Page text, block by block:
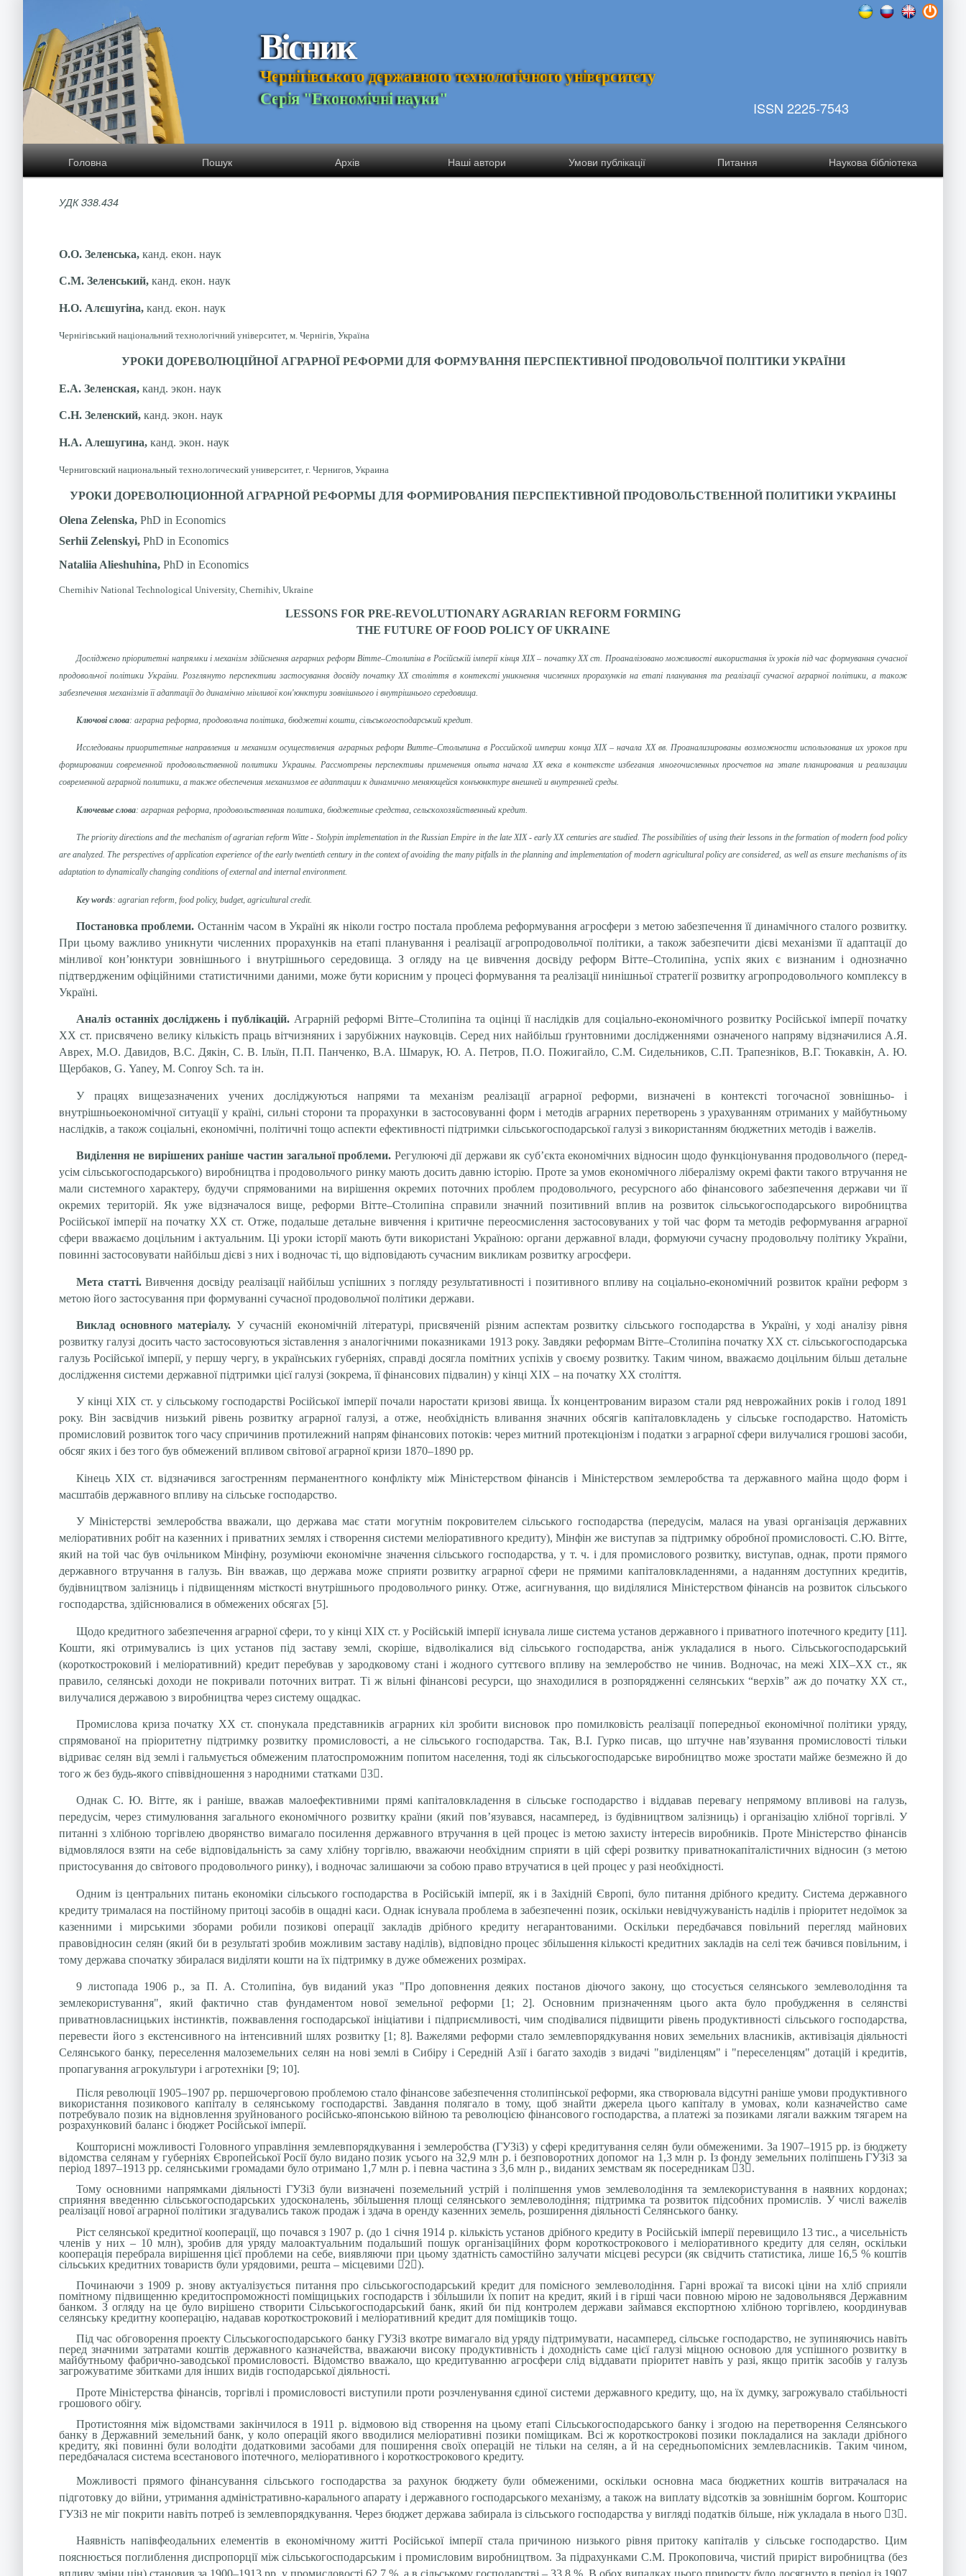
Вісник
Чернігівського державного технологічного університету
Серія "Економічні науки" ISSN 2225-7543
Головна Пошук Архів Наші автори Умови публікації Питання Наукова бібліотека
УДК 338.434
О.О. Зеленська, канд. екон. наук
С.М. Зеленський, канд. екон. наук
Н.О. Алєшугіна, канд. екон. наук
Чернігівський національний технологічний університет, м. Чернігів, Україна
УРОКИ ДОРЕВОЛЮЦІЙНОЇ АГРАРНОЇ РЕФОРМИ ДЛЯ ФОРМУВАННЯ ПЕРСПЕКТИВНОЇ ПРОДОВОЛЬЧОЇ ПОЛІТИКИ УКРАЇНИ
Е.А. Зеленская, канд. экон. наук
С.Н. Зеленский, канд. экон. наук
Н.А. Алешугина, канд. экон. наук
Черниговский национальный технологический университет, г. Чернигов, Украина
УРОКИ ДОРЕВОЛЮЦИОННОЙ АГРАРНОЙ РЕФОРМЫ ДЛЯ ФОРМИРОВАНИЯ ПЕРСПЕКТИВНОЙ ПРОДОВОЛЬСТВЕННОЙ ПОЛИТИКИ УКРАИНЫ
Olena Zelenska, PhD in Economics
Serhii Zelenskyi, PhD in Economics
Nataliia Alieshuhina, PhD in Economics
Chernihiv National Technological University, Chernihiv, Ukraine
LESSONS FOR PRE-REVOLUTIONARY AGRARIAN REFORM FORMING
THE FUTURE OF FOOD POLICY OF UKRAINE
Досліджено пріоритетні напрямки і механізм здійснення аграрних реформ Вітте–Столипіна в Російській імперії кінця XIX – початку XX ст. Проаналізовано можливості використання їх уроків під час формування сучасної
продовольчої політики України. Розглянуто перспективи застосування досвіду початку ХХ століття в контексті уникнення численних прорахунків на етапі планування та реалізації сучасної аграрної політики, а також
забезпечення механізмів її адаптації до динамічно мінливої кон'юнктури зовнішнього і внутрішнього середовища.
Ключові слова: аграрна реформа, продовольча політика, бюджетні кошти, сільськогосподарський кредит.
Исследованы приоритетные направления и механизм осуществления аграрных реформ Витте–Столыпина в Российской империи конца XIX – начала XX вв. Проанализированы возможности использования их уроков при
формировании современной продовольственной политики Украины. Рассмотрены перспективы применения опыта начала ХХ века в контексте избегания многочисленных просчетов на этапе планирования и реализации
современной аграрной политики, а также обеспечения механизмов ее адаптации к динамично меняющейся конъюнктуре внешней и внутренней среды.
Ключевые слова: аграрная реформа, продовольственная политика, бюджетные средства, сельскохозяйственный кредит.
The priority directions and the mechanism of agrarian reform Witte - Stolypin implementation in the Russian Empire in the late XIX - early XX centuries are studied. The possibilities of using their lessons in the formation of modern food policy
are analyzed. The perspectives of application experience of the early twentieth century in the context of avoiding the many pitfalls in the planning and implementation of modern agricultural policy are considered, as well as ensure mechanisms of its
adaptation to dynamically changing conditions of external and internal environment.
Key words: agrarian reform, food policy, budget, agricultural credit.
Постановка проблеми.Останнім часом в Україні як ніколи гостро постала проблема реформування агросфери з метою забезпечення її динамічного сталого розвитку.
При цьому важливо уникнути численних прорахунків на етапі планування і реалізації агропродовольчої політики, а також забезпечити дієві механізми її адаптації до
мінливої кон’юнктури зовнішнього і внутрішнього середовища. З огляду на це вивчення досвіду реформ Вітте–Столипіна, успіх яких є визнаним і однозначно
підтвердженим офіційними статистичними даними, може бути корисним у процесі формування та реалізації нинішньої стратегії розвитку агропродовольчого комплексу в
Україні.
Аналіз останніх досліджень і публікацій. Аграрній реформі Вітте–Столипіна та оцінці її наслідків для соціально-економічного розвитку Російської імперії початку
ХХ ст. присвячено велику кількість праць вітчизняних і зарубіжних науковців. Серед них найбільш ґрунтовними дослідженнями означеного напряму відзначилися А.Я.
Аврех, М.О. Давидов, В.С. Дякін, С. В. Ільїн, П.П. Панченко, В.А. Шмарук, Ю. А. Петров, П.О. Пожигайло, С.М. Сидельников, С.П. Трапезніков, В.Г. Тюкавкін, А. Ю.
Щербаков, G. Yaney, M. Conroy Sch. та ін.
У працях вищезазначених учених досліджуються напрями та механізм реалізації аграрної реформи, визначені в контексті тогочасної зовнішньо- і
внутрішньоекономічної ситуації у країні, сильні сторони та прорахунки в застосовуванні форм і методів аграрних перетворень з урахуванням отриманих у майбутньому
наслідків, а також соціальні, економічні, політичні тощо аспекти ефективності підтримки сільськогосподарської галузі з використанням бюджетних методів і важелів.
Виділення не вирішених раніше частин загальної проблеми. Регулюючі дії держави як суб’єкта економічних відносин щодо функціонування продовольчого (перед­
усім сільськогосподарського) виробництва і продовольчого ринку мають досить давню історію. Проте за умов економічного лібералізму окремі факти такого втручання не
мали системного характеру, будучи спрямованими на вирішення окремих поточних проблем продовольчого, ресурсного або фінансового забезпечення держави чи її
окремих територій. Як уже відзначалося вище, реформи Вітте–Столипіна справили значний позитивний вплив на розвиток сільськогосподарського виробництва
Російської імперії на початку ХХ ст. Отже, подальше детальне вивчення і критичне переосмислення застосовуваних у той час форм та методів реформування аграрної
сфери вважаємо доцільним і актуальним. Ці уроки історії мають бути використані Україною: органи державної влади, формуючи сучасну продовольчу політику України,
повинні застосовувати найбільш дієві з них і водночас ті, що відповідають сучасним викликам розвитку агросфери.
Мета статті.Вивчення досвіду реалізації найбільш успішних з погляду результативності і позитивного впливу на соціально-економічний розвиток країни реформ з
метою його застосування при формуванні сучасної продовольчої політики держави.
Виклад основного матеріалу. У сучасній економічній літературі, присвяченій різним аспектам розвитку сільського господарства в Україні, у ході аналізу рівня
розвитку галузі досить часто застосовуються зіставлення з аналогічними показниками 1913 року. Завдяки реформам Вітте–Столипіна початку ХХ ст. сільськогосподарська
галузь Російської імперії, у першу чергу, в українських губерніях, справді досягла помітних успіхів у своєму розвитку. Таким чином, вважаємо доцільним більш детальне
дослідження системи державної підтримки цієї галузі (зокрема, її фінансових підвалин) у кінці ХІХ – на початку ХХ століття.
У кінці ХІХ ст. у сільському господарстві Російської імперії почали наростати кризові явища. Їх концентрованим виразом стали ряд неврожайних років і голод 1891
року. Він засвідчив низький рівень розвитку аграрної галузі, а отже, необхідність вливання значних обсягів капіталовкладень у сільське господарство. Натомість
промисловий розвиток того часу спричинив протилежний напрям фінансових потоків: через митний протекціонізм і податки з аграрної сфери вилучалися грошові засоби,
обсяг яких і без того був обмежений впливом світової аграрної кризи 1870–1890 рр.
Кінець ХІХ ст. відзначився загостренням перманентного конфлікту між Міністерством фінансів і Міністерством землеробства та державного майна щодо форм і
масштабів державного впливу на сільське господарство.
У Міністерстві землеробства вважали, що держава має стати могутнім покровителем сільського господарства (передусім, малася на увазі організація державних
меліоративних робіт на казенних і приватних землях і створення системи меліоративного кредиту), Мінфін же виступав за підтримку обробної промисловості. С.Ю. Вітте,
який на той час був очільником Мінфіну, розуміючи економічне значення сільського господарства, у т. ч. і для промислового розвитку, виступав, однак, проти прямого
державного втручання в галузь. Він вважав, що держава може сприяти розвитку аграрної сфери не прямими капіталовкладеннями, а наданням доступних кредитів,
будівництвом залізниць і підвищенням місткості внутрішнього продовольчого ринку. Отже, асигнування, що виділялися Міністерством фінансів на розвиток сільського
господарства, здійснювалися в обмежених обсягах [5].
Щодо кредитного забезпечення аграрної сфери, то у кінці ХІХ ст. у Російській імперії існувала лише система установ державного і приватного іпотечного кредиту [11].
Кошти, які отримувались із цих установ під заставу землі, скоріше, відволікалися від сільського господарства, аніж укладалися в нього. Сільськогосподарський
(короткостроковий і меліоративний) кредит перебував у зародковому стані і жодного суттєвого впливу на землеробство не чинив. Водночас, на межі ХІХ–ХХ ст., як
правило, селянські доходи не покривали поточних витрат. Ті ж вільні фінансові ресурси, що знаходилися в розпорядженні селянських “верхів” аж до початку ХХ ст.,
вилучалися державою з виробництва через систему ощадкас.
Промислова криза початку ХХ ст. спонукала представників аграрних кіл зробити висновок про помилковість реалізації попередньої економічної політики уряду,
спрямованої на пріоритетну підтримку розвитку промисловості, а не сільського господарства. Так, В.І. Гурко писав, що штучне нав’язування промисловості тільки
відриває селян від землі і гальмується обмеженим платоспроможним попитом населення, тоді як сільськогосподарське виробництво може зростати майже безмежно й до
того ж без будь-якого співвідношення з народними статками 3.
Однак С. Ю. Вітте, як і раніше, вважав малоефективними прямі капіталовкладення в сільське господарство і віддавав перевагу непрямому впливові на галузь,
передусім, через стимулювання загального економічного розвитку країни (який пов’язувався, насамперед, із будівництвом залізниць) і організацію хлібної торгівлі. У
питанні з хлібною торгівлею дворянство вимагало посилення державного втручання в цей процес із метою захисту інтересів виробників. Проте Міністерство фінансів
відмовлялося взяти на себе відповідальність за саму хлібну торгівлю, вважаючи необхідним сприяти в цій сфері розвитку приватнокапіталістичних відносин (з метою
пристосування до світового продовольчого ринку), і водночас залишаючи за собою право втручатися в цей процес у разі необхідності.
Одним із центральних питань економіки сільського господарства в Російській імперії, як і в Західній Європі, було питання дрібного кредиту. Система державного
кредиту трималася на постійному притоці засобів в ощадні каси. Однак існувала проблема в забезпеченні позик, оскільки невідчужуваність наділів і пріоритет недоїмок за
казенними і мирськими зборами робили позикові операції закладів дрібного кредиту негарантованими. Оскільки передбачався повільний перегляд майнових
правовідносин селян (який би в результаті зробив можливим заставу наділів), відповідно процес збільшення кількості кредитних закладів на селі теж бачився повільним, і
тому держава спочатку збиралася виділяти кошти на їх підтримку в дуже обмежених розмірах.
9 листопада 1906 р., за П. А. Столипіна, був виданий указ "Про доповнення деяких постанов діючого закону, що стосується селянського землеволодіння та
землекористування", який фактично став фундаментом нової земельної реформи [1; 2]. Основним призначенням цього акта було пробудження в селянстві
приватновласницьких інстинктів, пожвавлення господарської ініціативи і підприємливості, чим сподівалися підвищити рівень продуктивності сільського господарства,
перевести його з екстенсивного на інтенсивний шлях роз­витку [1; 8]. Важелями реформи стало землевпорядкування нових земельних власників, активізація діяльності
Селянського банку, переселення малоземельних селян на нові землі в Сибіру і Середній Азії і багато заходів з видачі "виділенцям" і "переселенцям" дотацій і кредитів,
пропагування агрокультури і агротехніки [9; 10].
Після революції 1905–1907 рр. першочерговою проблемою стало фінансове забезпечення столипінської реформи, яка створювала відсутні раніше умови продуктивного
використання позикового капіталу в селянському господарстві. Завдання полягало в тому, щоб знайти джерела цього капіталу в умовах, коли казначейство саме
потребувало позик на відновлення зруйнованого російсько-японською війною та революцією фінансового господарства, а платежі за позиками лягали важким тягарем на
розрахунковий баланс і бюджет Російської імперії.
Кошторисні можливості Головного управління землевпорядкування і землеробства (ГУЗіЗ) у сфері кредитування селян були обмеженими. За 1907–1915 рр. із бюджету
відомства селянам у губерніях Європейської Росії було видано позик усього на 32,9 млн р. і безповоротних допомог на 1,3 млн р. Із фонду земельних поліпшень ГУЗіЗ за
період 1897–1913 рр. селянськими громадами було отримано 1,7 млн р. і певна частина з 3,6 млн р., виданих земствам як посередникам 3.
Тому основними напрямками діяльності ГУЗіЗ були визначені поземельний устрій і поліпшення умов землеволодіння та землекористування в наявних кордонах;
сприяння введенню сільськогосподарських удосконалень, збільшення площі селянського землеволодіння; підтримка та розвиток підсобних промислів. У числі важелів
реалізації нової аграрної політики згадувались також продаж і здача в оренду казенних земель, розширення діяльності Селянського банку.
Ріст селянської кредитної кооперації, що почався з 1907 р. (до 1 січня 1914 р. кількість установ дрібного кредиту в Російській імперії перевищило 13 тис., а чисельність
членів у них – 10 млн), зробив для уряду малоактуальним подальший пошук організаційних форм короткострокового і меліоративного кредиту для селян, оскільки
кооперація перебрала вирішення цієї проблеми на себе, виявляючи при цьому здатність самостійно залучати місцеві ресурси (як свідчить статистика, лише 16,5 % коштів
сільських кредитних товариств були урядовими, решта – місцевими 2).
Починаючи з 1909 р. знову актуалізується питання про сільськогосподарський кредит для помісного землеволодіння. Гарні врожаї та високі ціни на хліб сприяли
помітному підвищенню кредитоспроможності поміщицьких господарств і збільшили їх попит на кредит, який і в гірші часи повною мірою не задовольнявся Державним
банком. З огляду на це було вирішено створити Сільськогосподарський банк, який би під контролем держави займався експортною хлібною торгівлею, координував
селянську кредитну кооперацію, надавав короткостроковий і меліоративний кредит для поміщиків тощо.
Під час обговорення проекту Сільськогосподарського банку ГУЗіЗ вкотре вимагало від уряду підтримувати, насамперед, сільське господарство, не зупиняючись навіть
перед значними затратами коштів державного казначейства, вважаючи високу продуктивність і доходність саме цієї галузі міцною основою для успішного розвитку в
майбутньому фабрично-заводської промисловості. Відомство вважало, що кредитуванню агросфери слід віддавати пріоритет навіть у разі, якщо притік засобів у галузь
загрожуватиме збитками для інших видів господарської діяльності.
Проте Міністерства фінансів, торгівлі і промисловості виступили проти розчленування єдиної системи державного кредиту, що, на їх думку, загрожувало стабільності
грошового обігу.
Протистояння між відомствами закінчилося в 1911 р. відмовою від створення на цьому етапі Сільськогосподарського банку і згодою на перетворення Селянського
банку в Державний земельний банк, у коло операцій якого вводилися меліоративні позики поміщикам. Всі ж короткострокові позики покладалися на заклади дрібного
кредиту, які повинні були володіти додатковими засобами для поширення своїх операцій не тільки на селян, а й на середньопомісних землевласників. Таким чином,
передбачалася система всестанового іпотечного, меліоративного і короткострокового кредиту.
Можливості прямого фінансування сільського господарства за рахунок бюджету були обмеженими, оскільки основна маса бюджетних коштів витрачалася на
підготовку до війни, утримання адміністративно-карального апарату і державного господарського механізму, а також на виплату відсотків за зовнішнім боргом. Кошторис
ГУЗіЗ не міг покрити навіть потреб із землевпорядкування. Через бюджет держава забирала із сільського господарства у вигляді податків більше, ніж укладала в нього 3.
Наявність напівфеодальних елементів в економічному житті Російської імперії стала причиною низького рівня притоку капіталів у сільське господарство. Цим
пояснюється поглиблення диспропорції між сільськогосподарським і промисловим виробництвом. За підрахунками С.М. Прокоповича, чистий приріст виробництва (без
впливу зміни цін) становив за 1900–1913 рр. у промисловості 62,7 %, а в сільському господарстві – 33,8 %. В обох випадках цього приросту було досягнуто в період із 1907